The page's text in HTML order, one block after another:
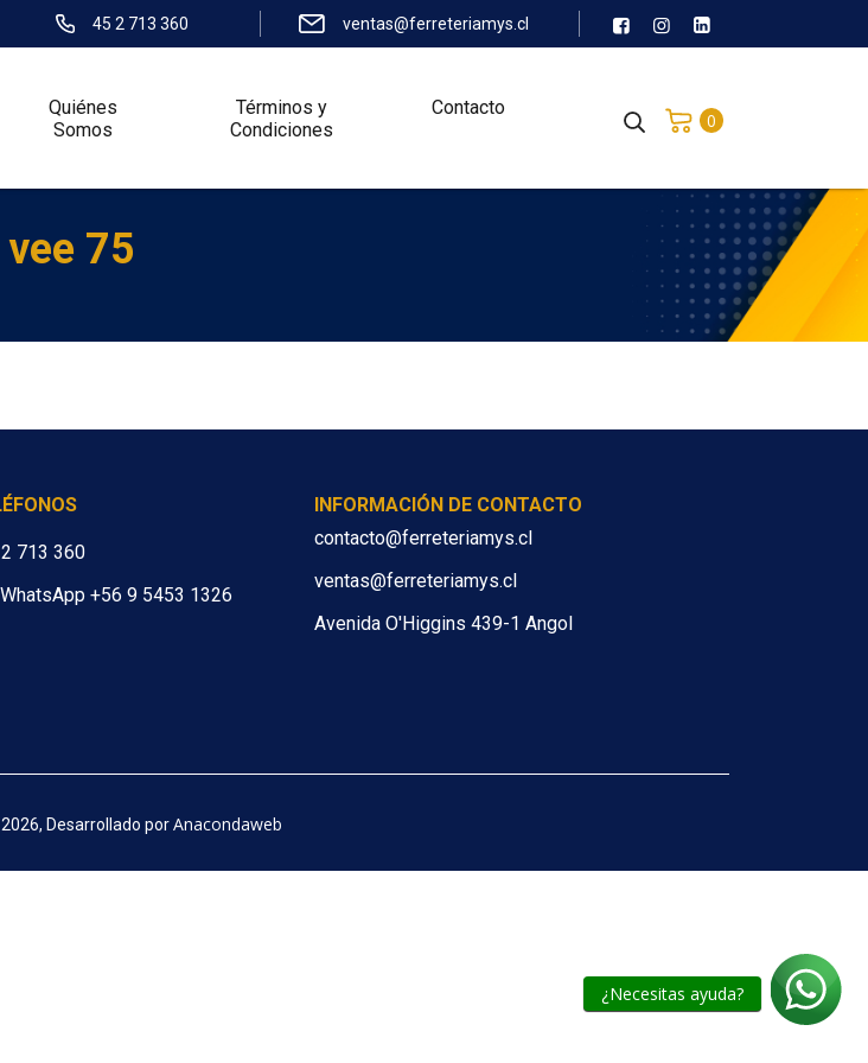
¿Necesitas ayuda?
45 2 713 360 ventas@ferreteriamys.cl
Quiénes
Somos
Términos y
Condiciones
Contacto
0
vee 75
713 360
+56 9 5453 1326
INFORMACIÓN DE CONTACTO
contacto@ferreteriamys.cl
ventas@ferreteriamys.cl
Avenida O'Higgins 439-1 Angol
Desarrollado por Anacondaweb